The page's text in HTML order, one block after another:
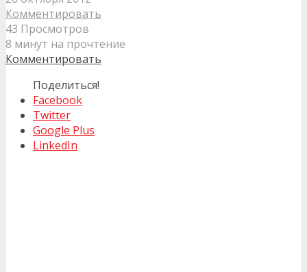
Комментировать
43 Просмотров
8 минут на прочтение
Комментировать
Поделиться!
Facebook
Twitter
Google Plus
LinkedIn